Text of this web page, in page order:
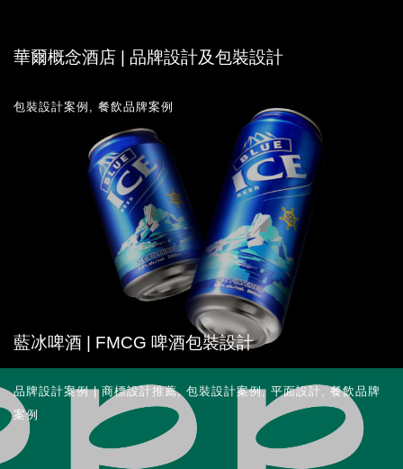
華爾概念酒店 | 品牌設計及包裝設計
​藍冰啤酒 | FMCG 啤酒包裝設計
包裝設計案例 餐飲品牌案例
品牌設計案例 | 商標設計推薦, 包裝設計案例, 平面設計 , 餐飲品牌
案例